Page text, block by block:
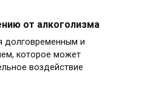
от алкоголизма
долговременным и
которое может
воздействие